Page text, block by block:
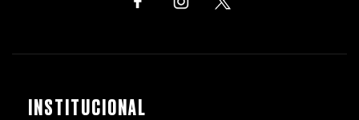
INSTITUCIONAL